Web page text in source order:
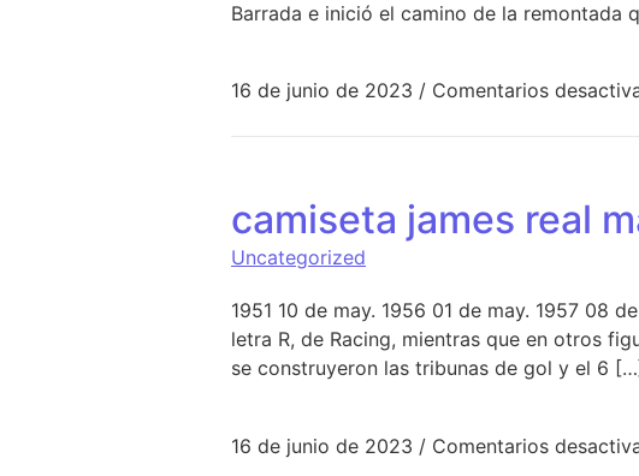
Barrada e inició el camino de la remontada
16 de junio de 2023 / Comentarios
camiseta james real
Uncategorized
1951 10 de may. 1956 01 de may. 1957 08
letra R, de Racing, mientras que en otros
se construyeron las tribunas de gol y el 6
16 de junio de 2023 / Comentarios